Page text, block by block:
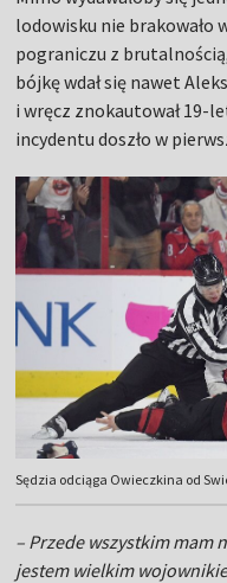
lodowisku nie brakowało
pograniczu z
bójkę wdał się nawet
i wręcz znokautował 19-
incydentu doszło w
Sędzia odciąga Owieczkina od
– Przede wszystkim mam
jestem wielkim